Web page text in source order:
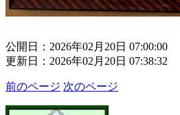
公開日：2026年02月20日 07:00:00
更新日：2026年02月20日 07:38:32
前のページ 次のページ